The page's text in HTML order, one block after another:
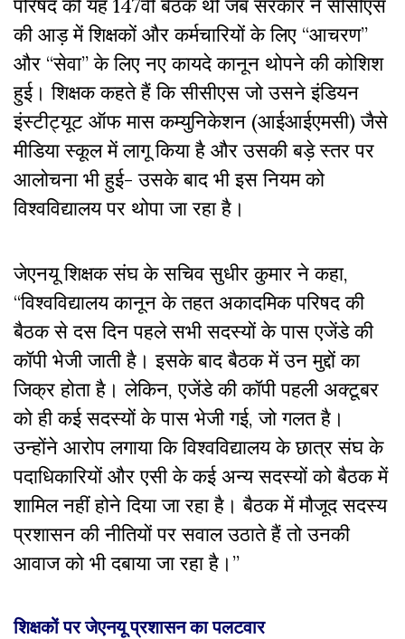
परिषद की यह 147वीं बैठक थी जब सरकार ने सीसीएस
की आड़ में शिक्षकों और कर्मचारियों के लिए “आचरण”
और “सेवा” के लिए नए कायदे कानून थोपने की कोशिश
हुई। शिक्षक कहते हैं कि सीसीएस जो उसने इंडियन
इंस्टीट्यूट ऑफ मास कम्युनिकेशन (आईआईएमसी) जैसे
मीडिया स्कूल में लागू किया है और उसकी बड़े स्तर पर
आलोचना भी हुई- उसके बाद भी इस नियम को
विश्वविद्यालय पर थोपा जा रहा है।
जेएनयू शिक्षक संघ के सचिव सुधीर कुमार ने कहा,
“विश्वविद्यालय कानून के तहत अकादमिक परिषद की
बैठक से दस दिन पहले सभी सदस्यों के पास एजेंडे की
कॉपी भेजी जाती है। इसके बाद बैठक में उन मुद्दों का
जिक्र होता है। लेकिन, एजेंडे की कॉपी पहली अक्टूबर
को ही कई सदस्यों के पास भेजी गई, जो गलत है।
उन्होंने आरोप लगाया कि विश्वविद्यालय के छात्र संघ के
पदाधिकारियों और एसी के कई अन्य सदस्यों को बैठक में
शामिल नहीं होने दिया जा रहा है। बैठक में मौजूद सदस्य
प्रशासन की नीतियों पर सवाल उठाते हैं तो उनकी
आवाज को भी दबाया जा रहा है।”
शिक्षकों पर जेएनयू प्रशासन का पलटवार